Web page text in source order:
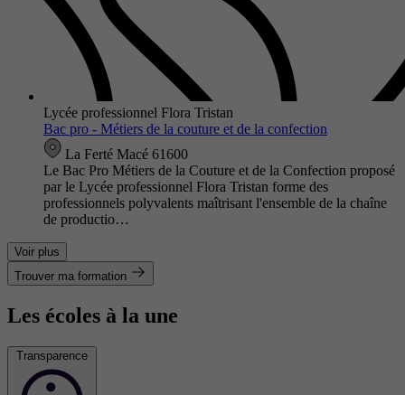
Lycée professionnel Flora Tristan
Bac pro - Métiers de la couture et de la confection
La Ferté Macé 61600
Le Bac Pro Métiers de la Couture et de la Confection proposé
par le Lycée professionnel Flora Tristan forme des
professionnels polyvalents maîtrisant l'ensemble de la chaîne
de productio…
Voir plus
Trouver ma formation
Les écoles à la une
Transparence